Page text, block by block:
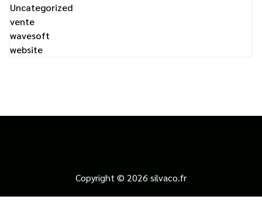
Uncategorized
vente
wavesoft
website
Copyright © 2026 silvaco.fr